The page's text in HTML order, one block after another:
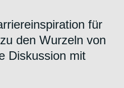
für
den Wurzeln von
Diskussion mit